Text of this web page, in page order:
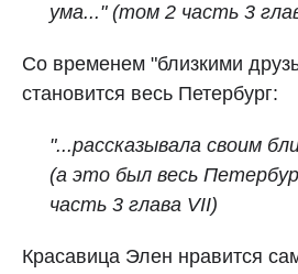
ума..." (том 2 часть 3
Со временем "близкими
становится весь Петербург:
"...рассказывала своим
(а это был весь
часть 3 глава VII)
Красавица Элен нравится